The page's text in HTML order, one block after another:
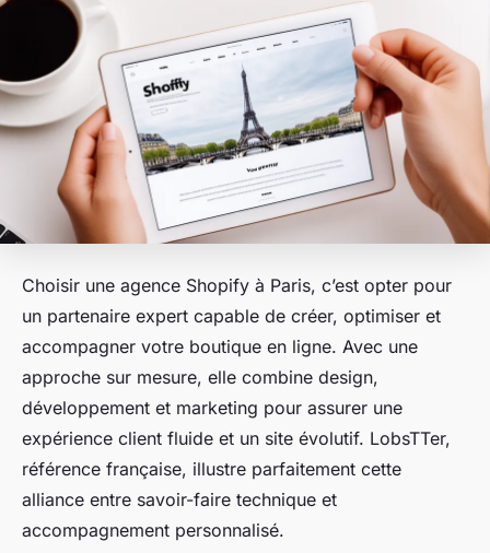
Choisir une agence Shopify à Paris, c’est opter pour
un partenaire expert capable de créer, optimiser et
accompagner votre boutique en ligne. Avec une
approche sur mesure, elle combine design,
développement et marketing pour assurer une
expérience client fluide et un site évolutif. LobsTTer,
référence française, illustre parfaitement cette
alliance entre savoir-faire technique et
accompagnement personnalisé.